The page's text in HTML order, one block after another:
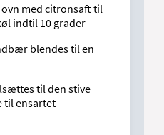
med citronsaft til
indtil 10 grader
blendes til en
til den stive
til ensartet